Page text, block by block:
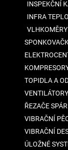
INSPEKČNÍ
INFRA
VLHKOMĚRY
TOPIDLA A
VENTILÁTORY
ŘEZAČE SPÁR
VIBRAČNÍ
VIBRAČNÍ
ÚLOŽNÉ